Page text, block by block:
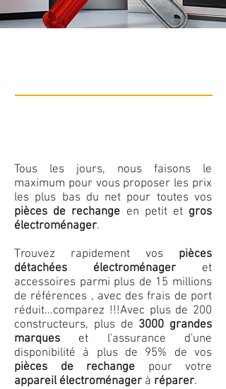
Tous les jours, nous faisons le
maximum pour vous proposer les prix
les plus bas du net pour toutes vos
pièces de rechange en petit et gros
électroménager.
Trouvez rapidement vos pièces
détachées électroménager et
accessoires parmi plus de 15 millions
de références , avec des frais de port
réduit...comparez !!!Avec plus de 200
constructeurs, plus de 3000 grandes
marques et l'assurance d'une
disponibilité à plus de 95% de vos
pièces de rechange pour votre
appareil électroménager à réparer.